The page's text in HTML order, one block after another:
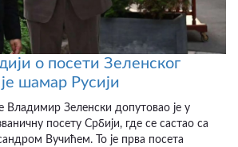
о посети Зеленског
шамар Русији
Владимир Зеленски допутовао је у
посету Србији, где се састао са
Вучићем. То је прва посета